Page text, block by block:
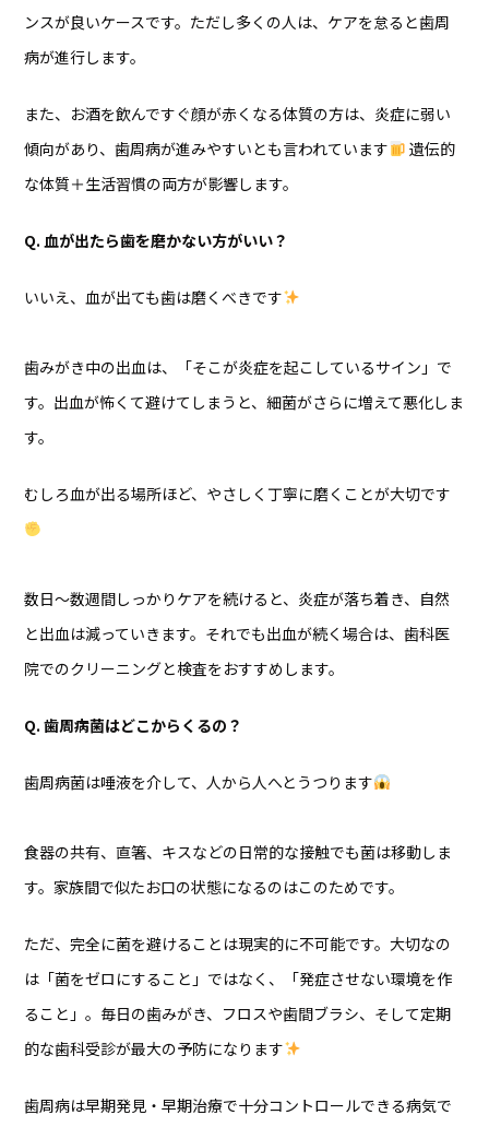
ンスが良いケースです。ただし多くの人は、ケアを怠ると歯周
病が進行します。
また、お酒を飲んですぐ顔が赤くなる体質の方は、炎症に弱い
傾向があり、歯周病が進みやすいとも言われています
遺伝的
な体質＋生活習慣の両方が影響します。
Q. 血が出たら歯を磨かない方がいい？
いいえ、血が出ても歯は磨くべきです
歯みがき中の出血は、「そこが炎症を起こしているサイン」で
す。出血が怖くて避けてしまうと、細菌がさらに増えて悪化しま
す。
むしろ血が出る場所ほど、やさしく丁寧に磨くことが大切です
数日〜数週間しっかりケアを続けると、炎症が落ち着き、自然
と出血は減っていきます。それでも出血が続く場合は、歯科医
院でのクリーニングと検査をおすすめします。
Q. 歯周病菌はどこからくるの？
歯周病菌は唾液を介して、人から人へとうつります
食器の共有、直箸、キスなどの日常的な接触でも菌は移動しま
す。家族間で似たお口の状態になるのはこのためです。
ただ、完全に菌を避けることは現実的に不可能です。大切なの
は「菌をゼロにすること」ではなく、「発症させない環境を作
ること」。毎日の歯みがき、フロスや歯間ブラシ、そして定期
的な歯科受診が最大の予防になります
歯周病は早期発見・早期治療で十分コントロールできる病気で